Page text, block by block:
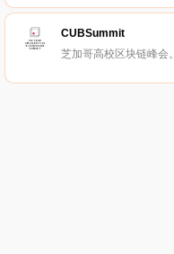
CUBSummit
芝加哥高校区块链峰会。